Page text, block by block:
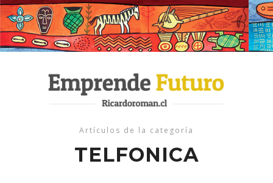
Artículos de la categoría
TELFONICA